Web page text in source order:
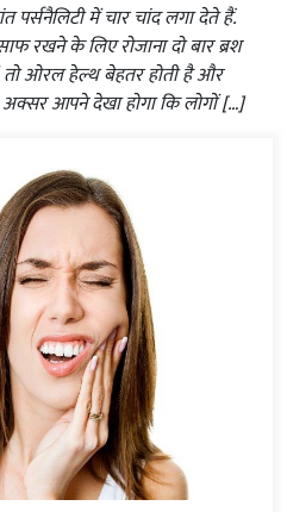
में चार चांद लगा देते हैं.
रखने के लिए रोजाना दो बार ब्रश
ओरल हेल्थ बेहतर होती है और
अक्सर आपने देखा होगा कि लोगों […]